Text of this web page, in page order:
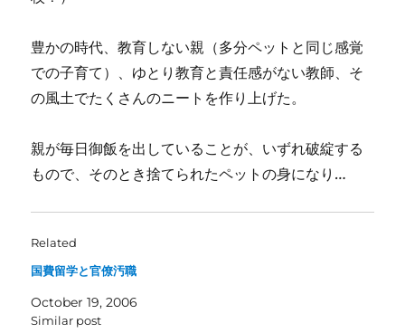
豊かの時代、教育しない親（多分ペットと同じ感覚
での子育て）、ゆとり教育と責任感がない教師、そ
の風土でたくさんのニートを作り上げた。
親が毎日御飯を出していることが、いずれ破綻する
もので、そのとき捨てられたペットの身になり…
Related
国費留学と官僚汚職
October 19, 2006
Similar post